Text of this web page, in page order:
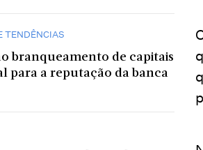
TENDÊNCIAS
branqueamento de capitais
para a reputação da banca